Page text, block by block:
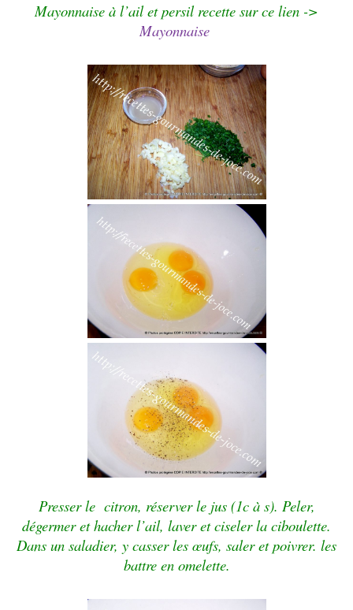
Mayonnaise à l’ail et persil recette sur ce lien ->
Mayonnaise
Presser le citron, réserver le jus (1c à s). Peler,
dégermer et hacher l’ail, laver et ciseler la ciboulette.
Dans un saladier, y casser les œufs, saler et poivrer. les
battre en omelette.